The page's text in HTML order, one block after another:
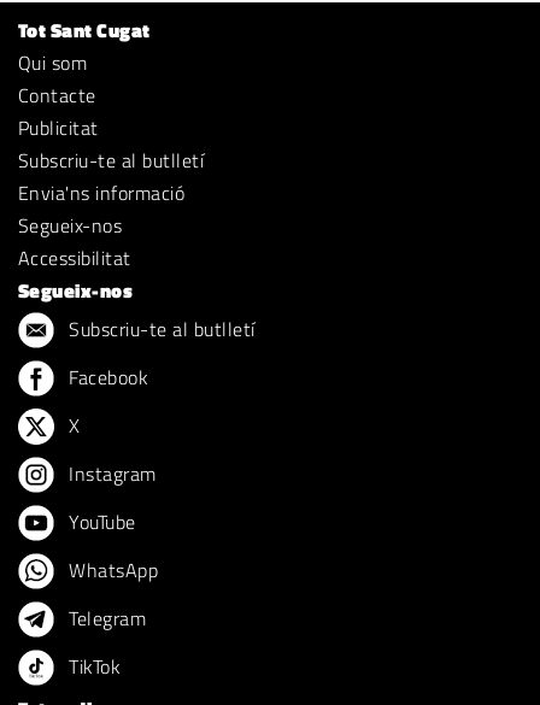
Tot Sant Cugat
Qui som
Contacte
Publicitat
Subscriu-te al butlletí
Envia'ns informació
Segueix-nos
Accessibilitat
Segueix-nos
Subscriu-te al butlletí
Facebook
X
Instagram
YouTube
WhatsApp
Telegram
TikTok